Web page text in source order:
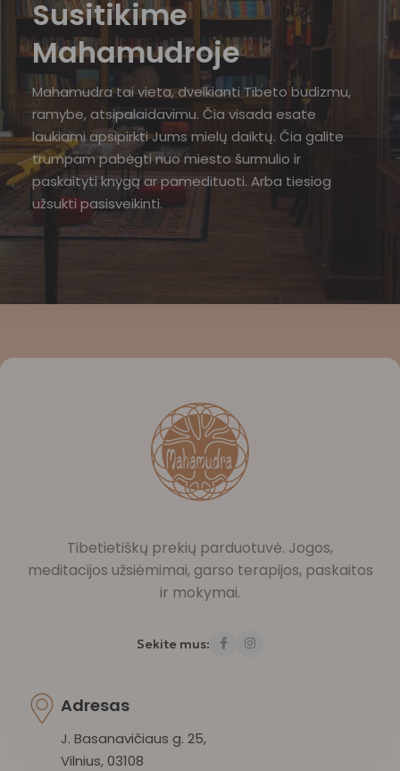
Susitikime
Mahamudroje
Mahamudra tai vieta, dvelkianti Tibeto budizmu,
ramybe, atsipalaidavimu. Čia visada esate
laukiami apsipirkti Jums mielų daiktų. Čia galite
trumpam pabėgti nuo miesto šurmulio ir
paskaityti knygą ar pamedituoti. Arba tiesiog
užsukti pasisveikinti.
Tibetietiškų prekių parduotuvė. Jogos,
meditacijos užsiėmimai, garso terapijos, paskaitos
ir mokymai.
Sekite mus:
Adresas
J. Basanavičiaus g. 25,
Vilnius, 03108